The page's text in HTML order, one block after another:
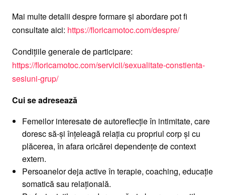
Mai multe detalii despre formare și abordare pot fi
consultate aici: https://floricamotoc.com/despre/
Condițiile generale de participare:
https://floricamotoc.com/servicii/sexualitate-constienta-
sesiuni-grup/
Cui se adresează
Femeilor interesate de autoreflecție în intimitate, care
doresc să-și înțeleagă relația cu propriul corp și cu
plăcerea, în afara oricărei dependențe de context
extern.
Persoanelor deja active în terapie, coaching, educație
somatică sau relațională.